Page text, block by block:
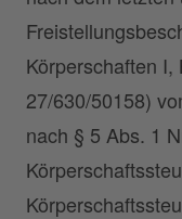
Körperschaften
27/630/50158)
nach § 5 Abs. 1